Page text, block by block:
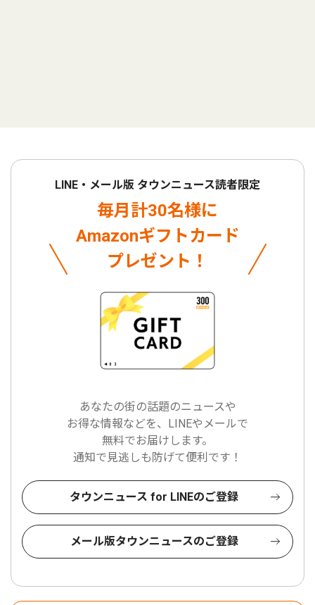
LINE・メール版 タウンニュース読者限定
毎月計30名様に
Amazonギフトカード
プレゼント！
あなたの街の話題のニュースや
お得な情報などを、LINEやメールで
無料でお届けします。
通知で見逃しも防げて便利です！
タウンニュース for LINEのご登録
メール版タウンニュースのご登録